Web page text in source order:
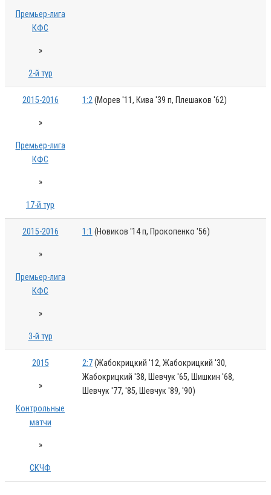
Премьер-лига
КФС
»
2-й тур
2015-2016
»
Премьер-лига
КФС
»
17-й тур
1:2(Морев '11, Кива '39 п, Плешаков '62)
2015-2016
»
Премьер-лига
КФС
»
3-й тур
1:1 (Новиков '14 п, Прокопенко '56)
2015
»
Контрольные
матчи
»
СКЧФ
2:7(Жабокрицкий '12, Жабокрицкий '30,
Жабокрицкий '38, Шевчук '65, Шишкин '68,
Шевчук '77, '85, Шевчук '89, '90)